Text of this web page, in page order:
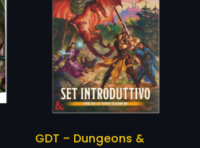
GDT – Dungeons &